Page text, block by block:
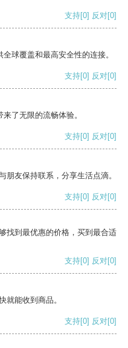
支持[0] 反对[0]
球覆盖和最高安全性的连接。
支持[0] 反对[0]
了无限的流畅体验。
支持[0] 反对[0]
朋友保持联系，分享生活点滴。
支持[0] 反对[0]
找到最优惠的价格，买到最合适
支持[0] 反对[0]
就能收到商品。
支持[0] 反对[0]